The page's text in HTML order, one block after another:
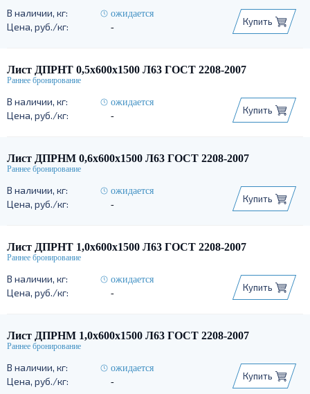
ожидается
-
Купить
Лист ДПРНТ 0,5х600х1500 Л63 ГОСТ 2208-2007
ожидается
-
Купить
Лист ДПРНМ 0,6х600х1500 Л63 ГОСТ 2208-2007
ожидается
-
Купить
Лист ДПРНТ 1,0х600х1500 Л63 ГОСТ 2208-2007
ожидается
-
Купить
Лист ДПРНМ 1,0х600х1500 Л63 ГОСТ 2208-2007
ожидается
-
Купить